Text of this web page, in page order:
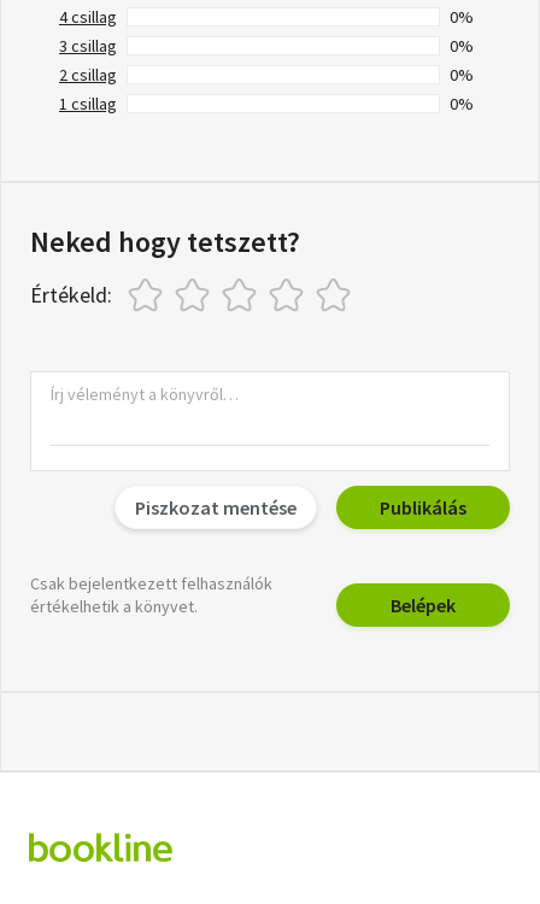
4 csillag
0%
3 csillag
0%
2 csillag
0%
1 csillag
0%
Neked hogy tetszett?
Értékeld:
Piszkozat mentése Publikálás
Csak bejelentkezett felhasználók
értékelhetik a könyvet.
Belépek